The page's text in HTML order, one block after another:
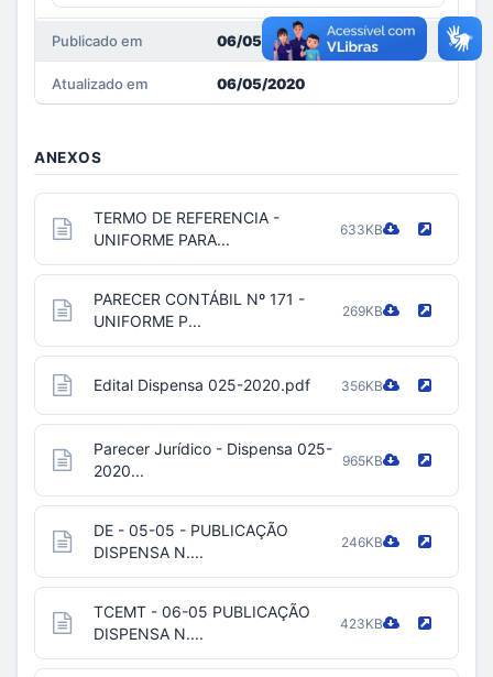
Publicado em 06/05/2020
Atualizado em 06/05/2020
ANEXOS
TERMO DE REFERENCIA -
UNIFORME PARA...
633KB
PARECER CONTÁBIL Nº 171 -
UNIFORME P...
269KB
Edital Dispensa 025-2020.pdf 356KB
Parecer Jurídico - Dispensa 025-
2020...
965KB
DE - 05-05 - PUBLICAÇÃO
DISPENSA N....
246KB
TCEMT - 06-05 PUBLICAÇÃO
DISPENSA N....
423KB